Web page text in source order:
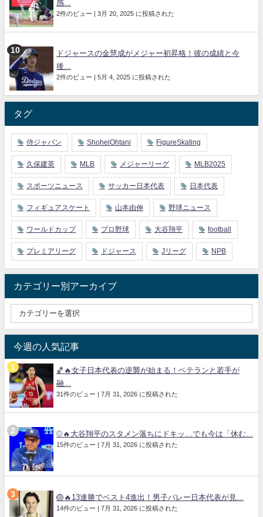
感...
2件のビュー 3月 20, 2025 に投稿された
ドジャースの金慧成がメジャー初昇格！彼の成績と今
後...
2件のビュー 5月 4, 2025 に投稿された
タグ
侍ジャパン ShoheiOhtani FigureSkating
久保建英 MLB メジャーリーグ MLB2025
スポーツニュース サッカー日本代表 日本代表
フィギュアスケート 山本由伸 野球ニュース
ワールドカップ プロ野球 大谷翔平 football
プレミアリーグ ドジャース Jリーグ NPB
カテゴリー別アーカイブ
今週の人気記事
🏀🔥女子日本代表の逆襲が始まる！ベテランと若手が
融...
31件のビュー 7月 31, 2026 に投稿された
⚾🔥大谷翔平のスタメン落ちにドキッ…でも今は「休む...
15件のビュー 7月 31, 2026 に投稿された
🏐🔥13連勝でベスト4進出！男子バレー日本代表が見...
14件のビュー 7月 31, 2026 に投稿された